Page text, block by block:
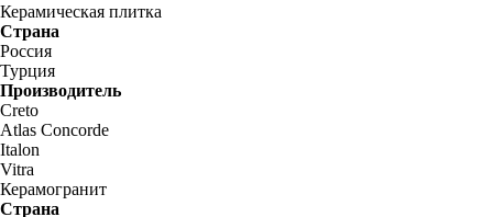
Керамическая плитка
Страна
Россия
Турция
Производитель
Creto
Atlas Concorde
Italon
Vitra
Керамогранит
Страна